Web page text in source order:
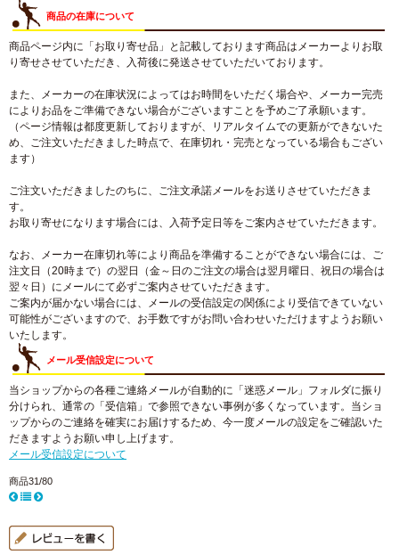
商品の在庫について
商品ページ内に「お取り寄せ品」と記載しております商品はメーカーよりお取
り寄せさせていただき、入荷後に発送させていただいております。
また、メーカーの在庫状況によってはお時間をいただく場合や、メーカー完売
によりお品をご準備できない場合がございますことを予めご了承願います。
（ページ情報は都度更新しておりますが、リアルタイムでの更新ができないた
め、ご注文いただきました時点で、在庫切れ・完売となっている場合もござい
ます）
ご注文いただきましたのちに、ご注文承諾メールをお送りさせていただきま
す。
お取り寄せになります場合には、入荷予定日等をご案内させていただきます。
なお、メーカー在庫切れ等により商品を準備することができない場合には、ご
注文日（20時まで）の翌日（金～日のご注文の場合は翌月曜日、祝日の場合は
翌々日）にメールにて必ずご案内させていただきます。
ご案内が届かない場合には、メールの受信設定の関係により受信できていない
可能性がございますので、お手数ですがお問い合わせいただけますようお願い
いたします。
メール受信設定について
当ショップからの各種ご連絡メールが自動的に「迷惑メール」フォルダに振り
分けられ、通常の「受信箱」で参照できない事例が多くなっています。当ショ
ップからのご連絡を確実にお届けするため、今一度メールの設定をご確認いた
だきますようお願い申し上げます。
メール受信設定について
商品31/80